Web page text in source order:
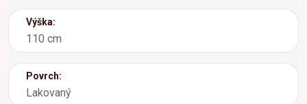
Výška:
110 cm
Povrch:
Lakovaný